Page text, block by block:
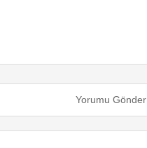
Yorumu Gönder